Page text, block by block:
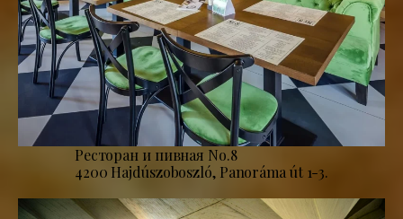
Ресторан и пивная No.8
4200 Hajdúszoboszló, Panoráma út 1-3.